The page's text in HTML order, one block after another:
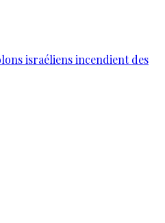
israéliens incendient des